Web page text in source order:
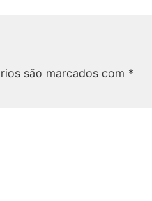
são marcados com *